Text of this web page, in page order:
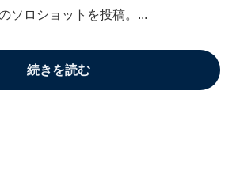
ソロショットを投稿。...
続きを読む